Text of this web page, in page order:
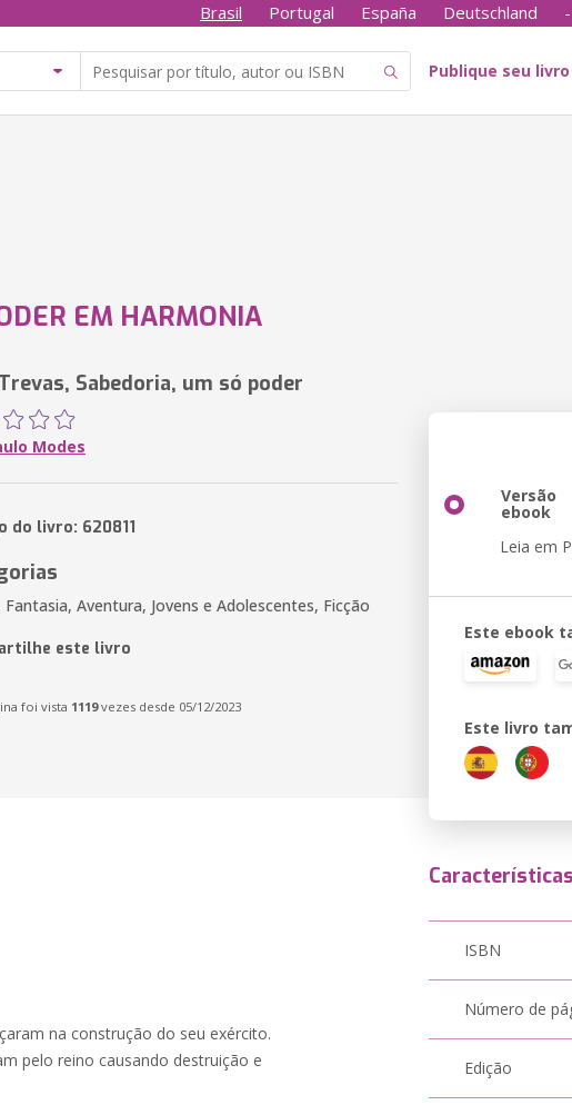
Brasil Portugal España Deutschland -
Publique seu livro
EM HARMONIA
Sabedoria, um só poder
Modes
do livro: 620811
Fantasia, Aventura, Jovens e Adolescentes, Ficção
este livro
foi vista 1119vezes desde 05/12/2023
Versão
ebook
Leia em
Este ebook
Este livro
na construção do seu exército.
pelo reino causando destruição e
Características
ISBN
Número de
Edição